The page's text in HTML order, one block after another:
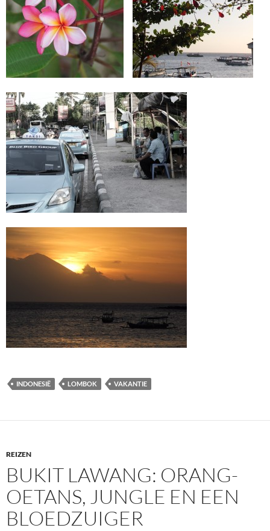
INDONESIË LOMBOK VAKANTIE
REIZEN
BUKIT LAWANG: ORANG-
OETANS, JUNGLE EN EEN
BLOEDZUIGER